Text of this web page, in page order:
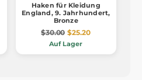
Haken für Kleidung
England, 9. Jahrhundert,
Bronze
$30.00 $25.20
Auf Lager